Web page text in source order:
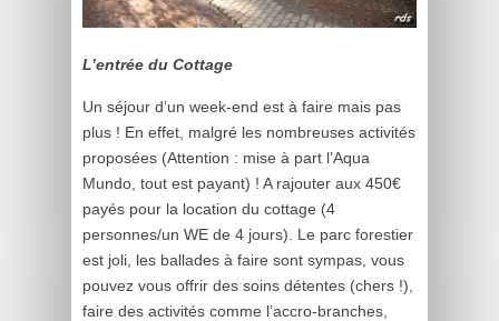
L’entrée du Cottage
Un séjour d’un week-end est à faire mais pas
plus ! En effet, malgré les nombreuses activités
proposées (Attention : mise à part l’Aqua
Mundo, tout est payant) ! A rajouter aux 450€
payés pour la location du cottage (4
personnes/un WE de 4 jours). Le parc forestier
est joli, les ballades à faire sont sympas, vous
pouvez vous offrir des soins détentes (chers !),
faire des activités comme l’accro-branches,